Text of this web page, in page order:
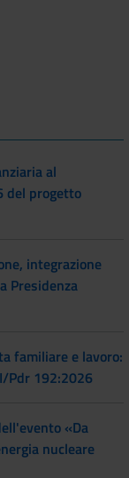
al
del progetto
integrazione
Presidenza
familiare e lavoro:
Pdr 192:2026
«Da
nucleare